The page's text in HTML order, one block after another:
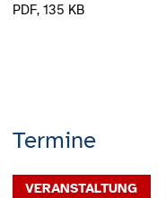
PDF, 135 KB
Termine